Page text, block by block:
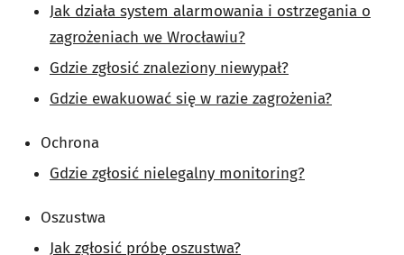
Jak działa system alarmowania i ostrzegania o
zagrożeniach we Wrocławiu?
Gdzie zgłosić znaleziony niewypał?
Gdzie ewakuować się w razie zagrożenia?
Ochrona
Gdzie zgłosić nielegalny monitoring?
Oszustwa
Jak zgłosić próbę oszustwa?